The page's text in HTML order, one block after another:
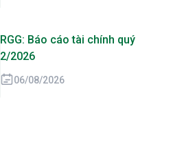
RGG: Báo cáo tài chính quý
2/2026
06/08/2026